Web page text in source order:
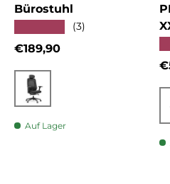
Bürostuhl
(3)
Normaler Preis
€189,90
Schwarz
Auf Lager